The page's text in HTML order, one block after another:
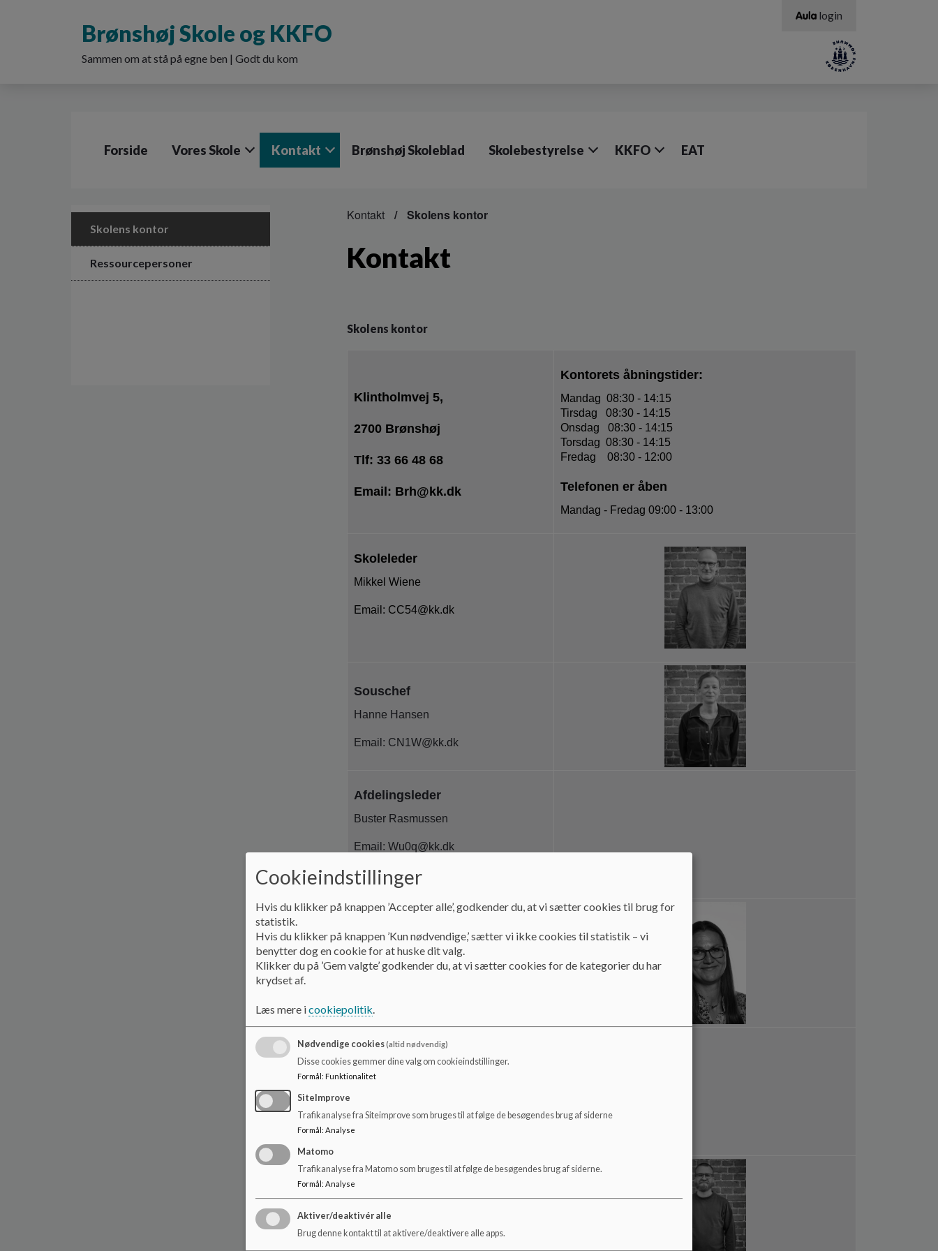
Brønshøj Skole og KKFO
Sammen om at stå på egne ben | Godt du kom
login
Forside Vores Skole Kontakt Brønshøj Skoleblad Skolebestyrelse KKFO EAT
Skolens kontor
Ressourcepersoner
Kontakt Skolens kontor
Kontakt
Skolens kontor
Klintholmvej 5,
2700 Brønshøj
Tlf: 33 66 48 68
Email: Brh@kk.dk
Kontorets åbningstider:
Mandag 08:30 - 14:15
Tirsdag 08:30 - 14:15
Onsdag 08:30 - 14:15
Torsdag 08:30 - 14:15
Fredag 08:30 - 12:00
Telefonen er åben
Mandag - Fredag 09:00 - 13:00
Skoleleder
Mikkel Wiene
Email: CC54@kk.dk
Souschef
Hanne Hansen
Email: CN1W@kk.dk
Afdelingsleder
Buster Rasmussen
Email: Wu0q@kk.dk
Afdelingsleder
Maria Kellberg Nielsen
Afdelingsleder
Kristoffer Eckardt
KKFO Leder
Email: RS5H@kk.dk
Cookieindstillinger
Hvis du klikker på knappen ’Accepter alle’, godkender du, at vi sætter cookies til brug for
statistik.
Hvis du klikker på knappen ’Kun nødvendige,’ sætter vi ikke cookies til statistik – vi
benytter dog en cookie for at huske dit valg.
Klikker du på ’Gem valgte’ godkender du, at vi sætter cookies for de kategorier du har
krydset af.
Læs mere icookiepolitik.
Nødvendige cookies(altid nødvendig)
Disse cookies gemmer dine valg om cookieindstillinger.
Formål : Funktionalitet
SiteImprove
Trafikanalyse fra Siteimprove som bruges til at følge de besøgendes brug af siderne
Formål : Analyse
Matomo
Trafikanalyse fra Matomo som bruges til at følge de besøgendes brug af siderne.
Formål: Analyse
Aktiver/deaktivér alle
Brug denne kontakt til at aktivere/deaktivere alle apps.